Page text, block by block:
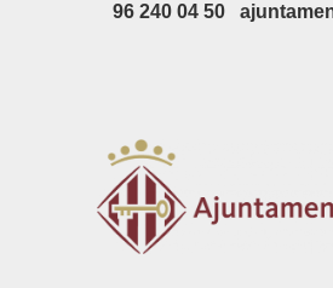
96 240 04 50